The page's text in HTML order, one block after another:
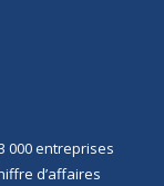
000 entreprises
d’affaires